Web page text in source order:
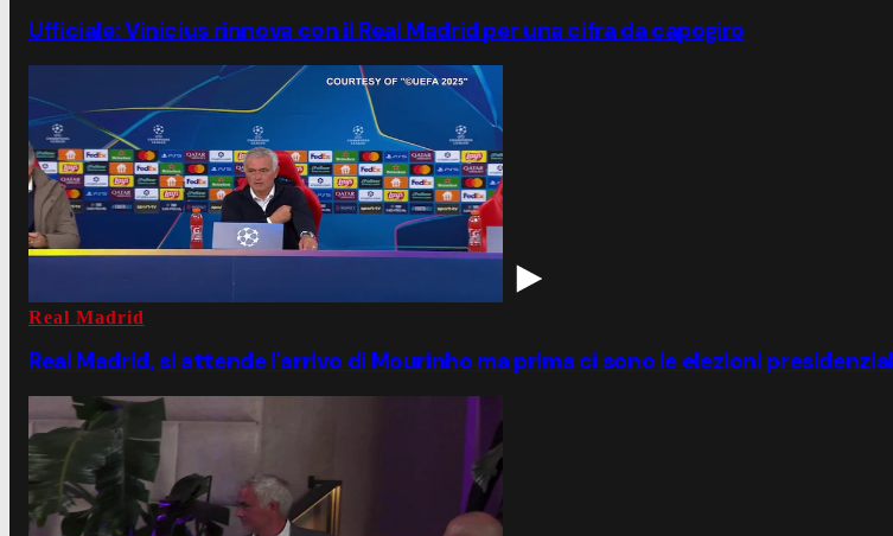
Ufficiale: Vinicius rinnova con il Real Madrid per una cifra da capogiro
Real Madrid
Real Madrid, si attende l'arrivo di Mourinho ma prima ci sono le elezioni